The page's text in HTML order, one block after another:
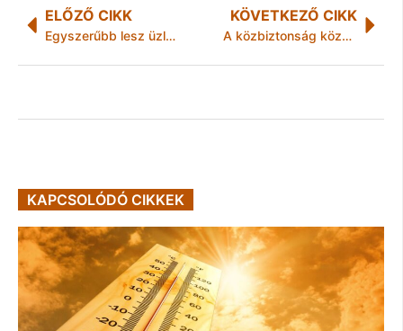
ELŐZŐ CIKK
Egyszerűbb lesz üzletet nyitni októbertől
KÖVETKEZŐ CIKK
A közbiztonság közös érdekünk
KAPCSOLÓDÓ CIKKEK